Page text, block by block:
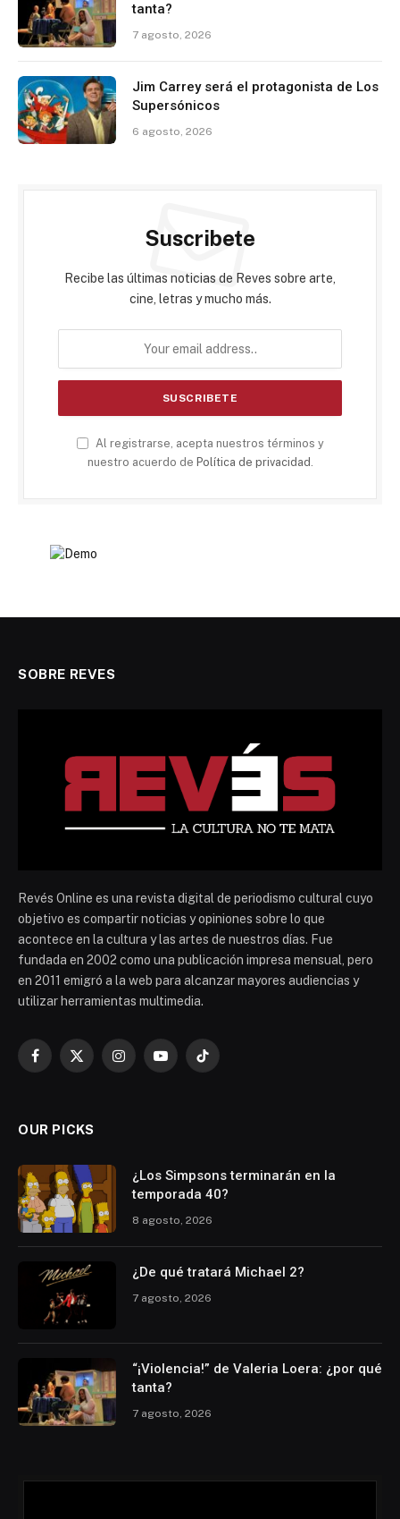
tanta?
7 agosto, 2026
Jim Carrey será el protagonista de Los
Supersónicos
6 agosto, 2026
Suscribete
Recibe las últimas noticias de Reves sobre arte,
cine, letras y mucho más.
Al registrarse, acepta nuestros términos y
nuestro acuerdo de Política de privacidad .
SOBRE REVES
Revés Online es una revista digital de periodismo cultural cuyo
objetivo es compartir noticias y opiniones sobre lo que
acontece en la cultura y las artes de nuestros días. Fue
fundada en 2002 como una publicación impresa mensual, pero
en 2011 emigró a la web para alcanzar mayores audiencias y
utilizar herramientas multimedia.
Facebook
X
InstagramYouTubeTikTok
OUR PICKS
¿Los Simpsons terminarán en la
temporada 40?
8 agosto, 2026
¿De qué tratará Michael 2?
7 agosto, 2026
“¡Violencia!” de Valeria Loera: ¿por qué
tanta?
7 agosto, 2026